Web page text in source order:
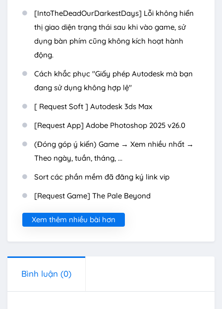
[IntoTheDeadOurDarkestDays] Lỗi không hiển
thị giao diện trạng thái sau khi vào game, sử
dụng bàn phím cũng không kích hoạt hành
động.
Cách khắc phục "Giấy phép Autodesk mà bạn
đang sử dụng không hợp lệ"
[ Request Soft ] Autodesk 3ds Max
[Request App] Adobe Photoshop 2025 v26.0
(Đóng góp ý kiến) Game → Xem nhiều nhất →
Theo ngày, tuần, tháng, ...
Sort các phần mềm đã đăng ký link vip
[Request Game] The Pale Beyond
Xem thêm nhiều bài hơn
Bình luận (0)